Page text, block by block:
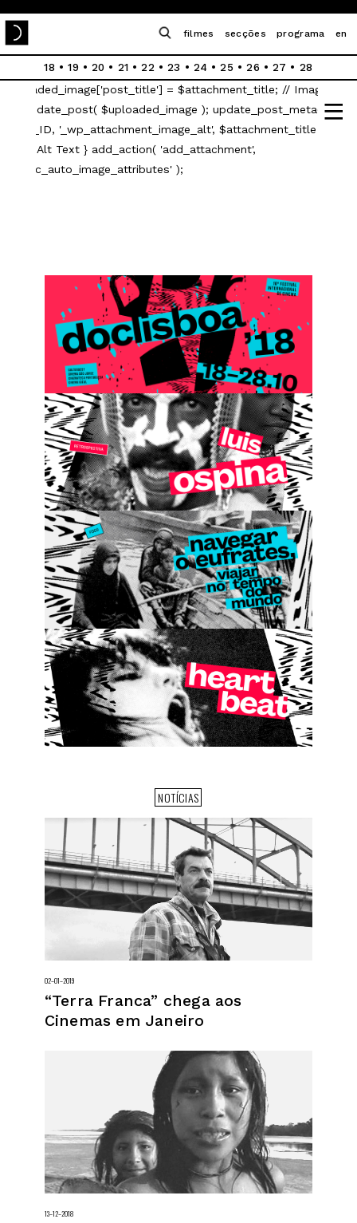
$attachment_title ); // Hyphen Removal $attachment_title =
ucwords( $attachment_title ); // Capitalize First Word
$uploaded_image = array(); $uploaded_image['ID'] = $post_ID;
$uploaded_image['post_title'] = $attachment_title; // Image Title
wp_update_post( $uploaded_image ); update_post_meta(
$post_ID, '_wp_attachment_image_alt', $attachment_title ); //
Image Alt Text } add_action( 'add_attachment',
'abl_mc_auto_image_attributes' );
|||
filmes secções programa en
18 • 19 • 20 • 21 • 22 • 23 • 24 • 25 • 26 • 27 • 28
NOTÍCIAS
02–01–2019
“Terra Franca” chega aos
Cinemas em Janeiro
13–12–2018